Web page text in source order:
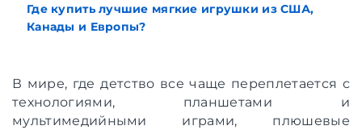
Где купить лучшие мягкие игрушки из США,
Канады и Европы?
В мире, где детство все чаще переплетается с
технологиями, планшетами и
мультимедийными играми, плюшевые